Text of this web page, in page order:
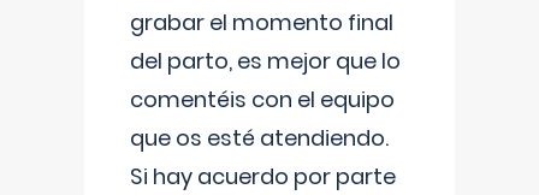
grabar el momento final
del parto, es mejor que lo
comentéis con el equipo
que os esté atendiendo.
Si hay acuerdo por parte